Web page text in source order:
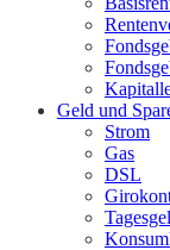
Geld und
Strom
Gas
DSL